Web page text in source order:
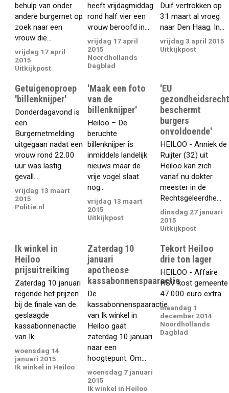
behulp van onder
andere burgernet op
zoek naar een
vrouw die...
vrijdag 17 april
2015
Uitkijkpost
heeft vrijdagmiddag
rond half vier een
vrouw beroofd in...
vrijdag 17 april
2015
Noordhollands
Dagblad
Duif vertrokken op
31 maart al vroeg
naar Den Haag. In...
vrijdag 3 april 2015
Uitkijkpost
Getuigenoproep
'billenknijper'
Donderdagavond is
een
Burgernetmelding
uitgegaan nadat een
vrouw rond 22.00
uur was lastig
gevall...
vrijdag 13 maart
2015
Politie.nl
'Maak een foto
van de
billenknijper'
Heiloo – De
beruchte
billenknijper is
inmiddels landelijk
nieuws maar de
vrije vogel slaat
nog...
vrijdag 13 maart
2015
Uitkijkpost
'EU
beschermt
burgers
onvoldoende'
HEILOO - Anniek de
Ruijter (32) uit
Heiloo kan zich
vanaf nu dokter
meester in de
Rechtsgeleerdhe...
dinsdag 27 januari
2015
Uitkijkpost
Ik winkel in
Heiloo
prijsuitreiking
Zaterdag 10 januari
regende het prijzen
bij de finale van de
geslaagde
kassabonnenactie
van Ik...
woensdag 14
januari 2015
Ik winkel in Heiloo
Zaterdag 10
januari
apotheose
kassabonnenspaaractie
De
kassabonnenspaaractie
van Ik winkel in
Heiloo gaat
zaterdag 10 januari
naar een
hoogtepunt. Om...
woensdag 7 januari
2015
Ik winkel in Heiloo
Tekort Heiloo
drie ton lager
HEILOO - Affaire
HSV kost gemeente
47.000 euro extra
maandag 1
december 2014
Noordhollands
Dagblad